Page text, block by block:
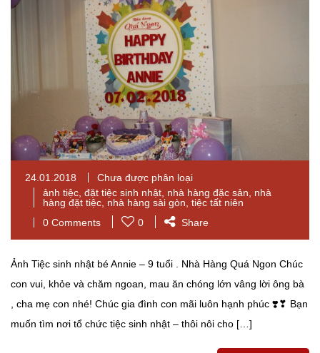
24.01.2018
Chưa được phân loại
ảnh tiệc đặt tiệc sinh nhật nhà hàng đặc sản
nhà
hàng đặt tiệc nhà hàng sài gòn tiệc tất niên
0 Comments
0 Share
Ảnh Tiệc sinh nhật bé Annie – 9 tuổi . Nhà Hàng Quá Ngon Chúc
con vui, khỏe và chăm ngoan, mau ăn chóng lớn vâng lời ông bà
, cha mẹ con nhé! Chúc gia đình con mãi luôn hạnh phúc ❣️❣ Bạn
muốn tìm nơi tổ chức tiệc sinh nhật – thôi nôi cho […]